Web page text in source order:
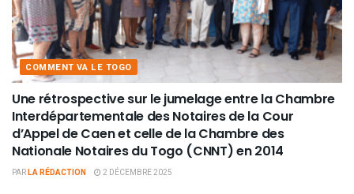
COMMENT VA LE TOGO
Une rétrospective sur le jumelage entre la Chambre
Interdépartementale des Notaires de la Cour
d’Appel de Caen et celle de la Chambre des
Nationale Notaires du Togo (CNNT) en 2014
PARLA RÉDACTION 2 DÉCEMBRE 2025